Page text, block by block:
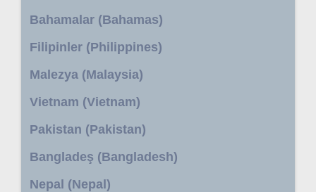
Bahamalar (Bahamas)
Filipinler (Philippines)
Malezya (Malaysia)
Vietnam (Vietnam)
Pakistan (Pakistan)
Bangladeş (Bangladesh)
Nepal (Nepal)